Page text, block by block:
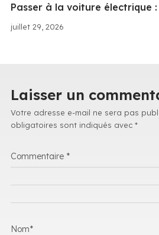
juillet 29, 2026
Passer à la voiture électrique
Laisser un
Votre adresse e-mail ne sera pas
obligatoires sont indiqués avec *
Commentaire *
Nom*